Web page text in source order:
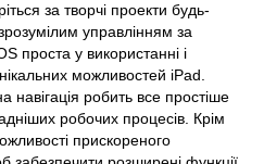
за творчі проекти будь-
управлінням за
проста у використанні і
можливостей iPad.
навігація робить все простіше
робочих процесів. Крім
прискореного